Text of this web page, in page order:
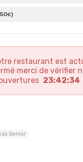
€)
restaurant est
merci de vérifier
23:42:34
Senior